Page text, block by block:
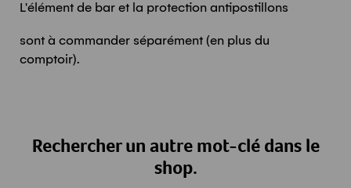
L'élément de bar et la protection antipostillons
sont à commander séparément (en plus du
comptoir).
Rechercher un autre mot-clé dans le
shop.